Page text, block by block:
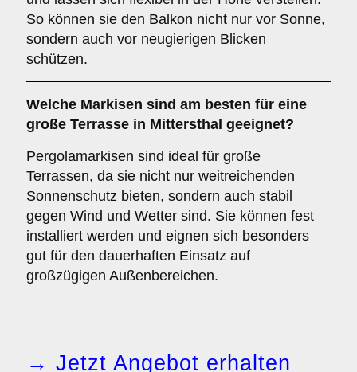
So können sie den Balkon nicht nur vor Sonne,
sondern auch vor neugierigen Blicken
schützen.
Welche Markisen sind am besten für eine
große Terrasse in Mittersthal geeignet?
Pergolamarkisen sind ideal für große
Terrassen, da sie nicht nur weitreichenden
Sonnenschutz bieten, sondern auch stabil
gegen Wind und Wetter sind. Sie können fest
installiert werden und eignen sich besonders
gut für den dauerhaften Einsatz auf
großzügigen Außenbereichen.
→ Jetzt Angebot erhalten